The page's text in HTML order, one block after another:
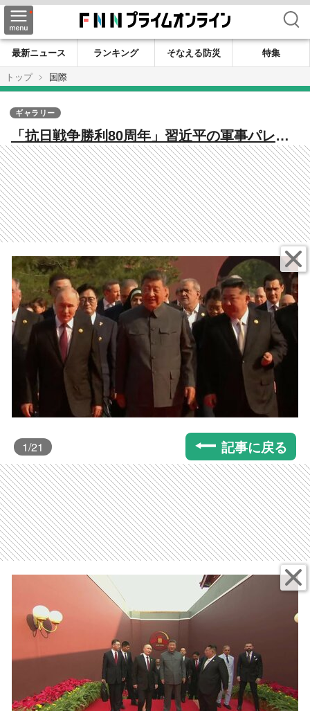
検索
最新ニュース ランキング そなえる防災
特集
トップ
国際
「抗日戦争勝利80周年」習近平の軍事パレー
ドこそ世界平和に対する真の脅威「三大独裁
国」習近平・プーチン・金正恩集結に浮かび
上がる新時代の「枢軸国」
ギャラリー
1/21 記事に戻る